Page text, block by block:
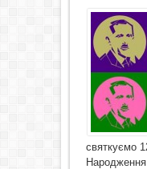
святкуємо
Народження